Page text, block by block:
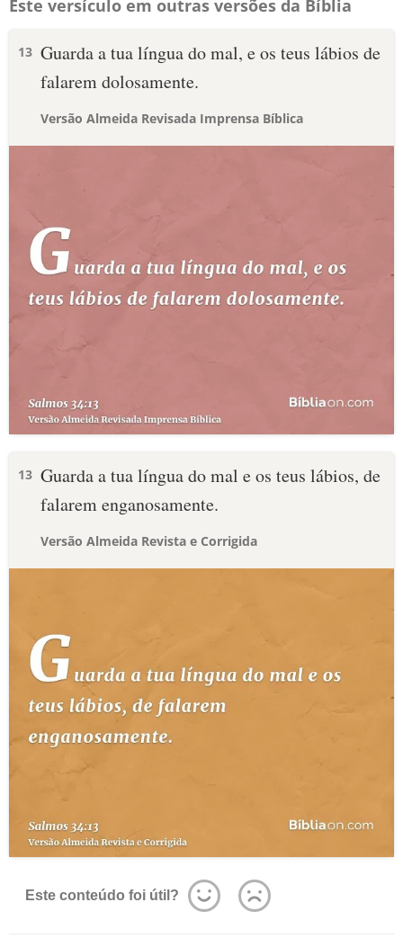
Este versículo em outras versões da Bíblia
13 Guarda a tua língua do mal, e os teus lábios de
falarem dolosamente.
Versão Almeida Revisada Imprensa Bíblica
13 Guarda a tua língua do mal e os teus lábios, de
falarem enganosamente.
Versão Almeida Revista e Corrigida
Este conteúdo foi útil?